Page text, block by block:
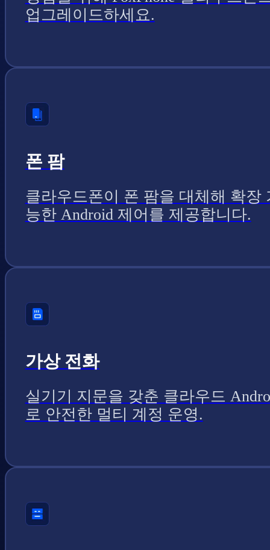
업그레이드하세요.
폰 팜
클라우드폰이 폰 팜을 대체해 확장
능한 Android 제어를 제공합니다.
가상 전화
실기기 지문을 갖춘 클라우드
로 안전한 멀티 계정 운영.